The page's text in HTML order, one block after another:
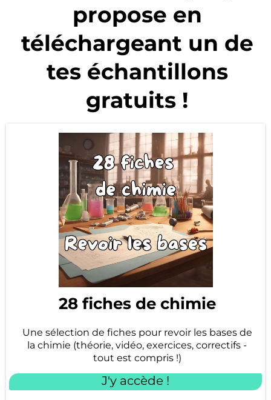
propose en
téléchargeant un de
tes échantillons
gratuits !
28 fiches de chimie
Une sélection de fiches pour revoir les bases de
la chimie (théorie, vidéo, exercices, correctifs -
tout est compris !)
J'y accède !